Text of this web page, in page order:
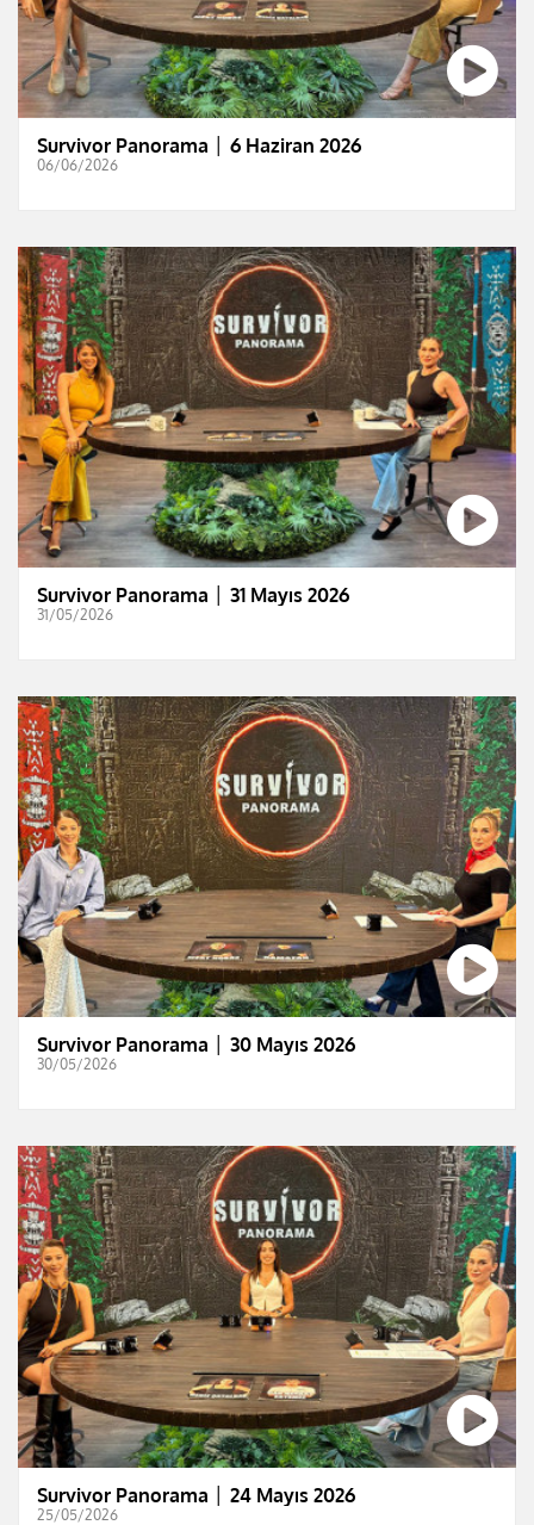
Survivor Panorama │ 6 Haziran 2026
06/06/2026
Survivor Panorama │ 31 Mayıs 2026
31/05/2026
Survivor Panorama │ 30 Mayıs 2026
30/05/2026
Survivor Panorama │ 24 Mayıs 2026
25/05/2026